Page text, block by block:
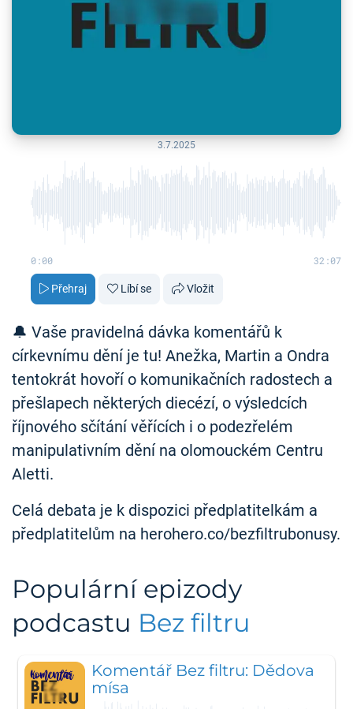
3.7.2025
0:00 32:07
Přehraj Líbí se Vložit
🔔 Vaše pravidelná dávka komentářů k
církevnímu dění je tu! Anežka, Martin a Ondra
tentokrát hovoří o komunikačních radostech a
přešlapech některých diecézí, o výsledcích
říjnového sčítání věřících i o podezřelém
manipulativním dění na olomouckém Centru
Aletti.
Celá debata je k dispozici předplatitelkám a
předplatitelům na herohero.co/bezfiltrubonusy.
Populární epizody
podcastu Bez filtru
Komentář Bez filtru: Dědova
mísa